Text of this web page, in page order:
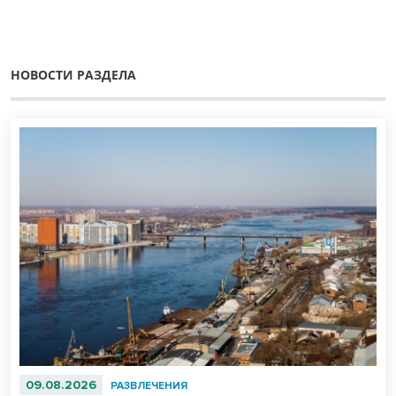
НОВОСТИ РАЗДЕЛА
09.08.2026 РАЗВЛЕЧЕНИЯ